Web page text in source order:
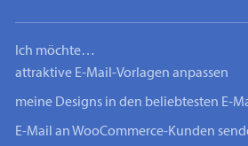
Ich möchte…
attraktive E-Mail-Vorlagen anpassen
meine Designs in den beliebtesten E-
E-Mail an WooCommerce-Kunden